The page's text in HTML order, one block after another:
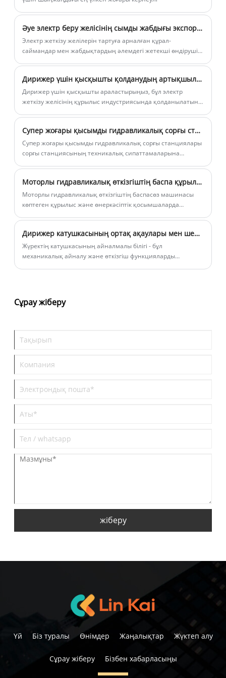
аймағындағы кабельдің кернеуін
айтарлықтай төмендетеді және кабель
жинағын зақымданудан қорғайды. Бұл
кабель төсеу роликтері ұзаққа
және сыртқы, жоғары және төмен
температура және қатал жұмыс
қамтамасыз етеді.
Әуе электр беру желісінің сымды жабдығы экспортталады
Электр жеткізу желілерін тартуға арналған құрал-
саймандар мен жабдықтардың әлемдегі жетекші өндірушісі
Дирижер үшін қысқышты қолданудың артықшылықтары қандай?
Дирижер үшін қысқышты араластырыңыз, бұл электр
жеткізу желісінің құрылыс индустриясында қолданылатын
Супер жоғары қысымды гидравликалық сорғы станциясын таңдағанда қандай факторларды ескеру керек?
Супер жоғары қысымды гидравликалық сорғы станциялары
сорғы станциясының техникалық сипаттамаларына
Моторлы гидравликалық өткізгіштің баспа құрылғысын менің қажеттіліктеріме сай ете ала ма?
Моторлы гидравликалық өткізгіштің баспасөз машинасы
көптеген құрылыс және өнеркәсіптік қосымшаларда
Дирижер катушкасының ортақ ақаулары мен шешімдері.
Жүректің катушкасының айналмалы білігі - бұл
механикалық айналу және өткізгіш функцияларды
Сұрау жіберу
жіберу
Үй Біз туралы Өнімдер Жаңалықтар Жүктеп алу
Сұрау жіберу Бізбен хабарласыңы